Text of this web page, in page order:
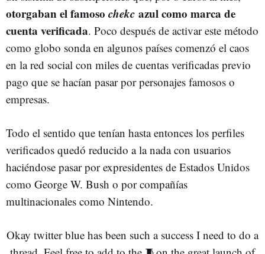
otorgaban el famoso chekc azul como marca de
cuenta verificada. Poco después de activar este método
como globo sonda en algunos países comenzó el caos
en la red social con miles de cuentas verificadas previo
pago que se hacían pasar por personajes famosos o
empresas.
Todo el sentido que tenían hasta entonces los perfiles
verificados quedó reducido a la nada con usuarios
haciéndose pasar por expresidentes de Estados Unidos
como George W. Bush o por compañías
multinacionales como Nintendo.
Okay twitter blue has been such a success I need to do a